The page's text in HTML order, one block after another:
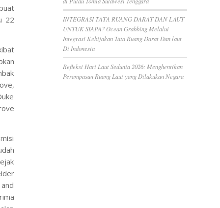
22
INTEGRASI TATA RUANG DARAT DAN LAUT
UNTUK SIAPA? Ocean Grabbing Melalui
Integrasi Kebijakan Tata Ruang Darat Dan laut
Di Indonesia
Refleksi Hari Laut Sedunia 2026: Menghentikan
Perampasan Ruang Laut yang Dilakukan Negara